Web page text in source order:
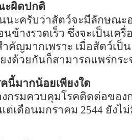
ะผิดปกติ
นะครับว่าสัตว์จะมีลักษณะ
ข้างรวดเร็ว ซึ่งจะเป็นเค
คัญมากเพราะ เมื่อสัตว์เป็
งด้วยกันก็สามารถแพร่กระ
นี้มากน้อยเพียงใด
กรมควบคุมโรคติดต่อของ
ต่เดือนมกราคม 2544 ยังไ